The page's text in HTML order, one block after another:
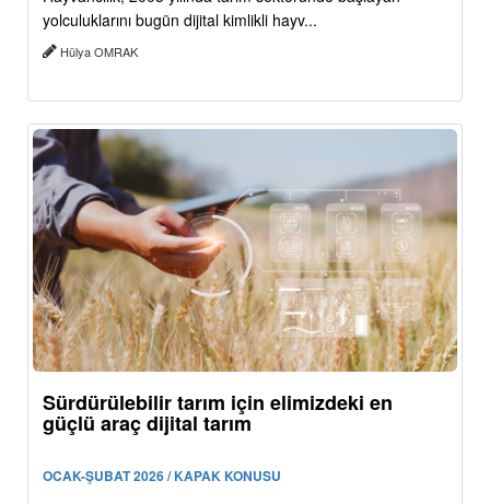
yolculuklarını bugün dijital kimlikli hayv...
Hülya OMRAK
Sürdürülebilir tarım için elimizdeki en
güçlü araç dijital tarım
OCAK-ŞUBAT 2026 / KAPAK KONUSU